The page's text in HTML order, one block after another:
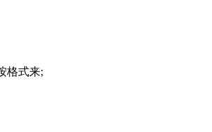
格式来;